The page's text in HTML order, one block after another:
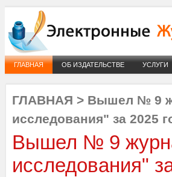
ГЛАВНАЯ ОБ ИЗДАТЕЛЬСТВЕ УСЛУГИ
ГЛАВНАЯ > Вышел № 9
исследования" за 2025
Вышел № 9
исследования"